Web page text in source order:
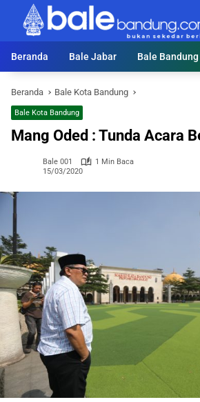
Langsung
konten
Beranda
Bale Jabar Bale Bandung
Beranda Bale Kota Bandung
Bale Kota Bandung
Mang Oded : Tunda Acara
Bale 001
1 Min Baca
15/03/2020